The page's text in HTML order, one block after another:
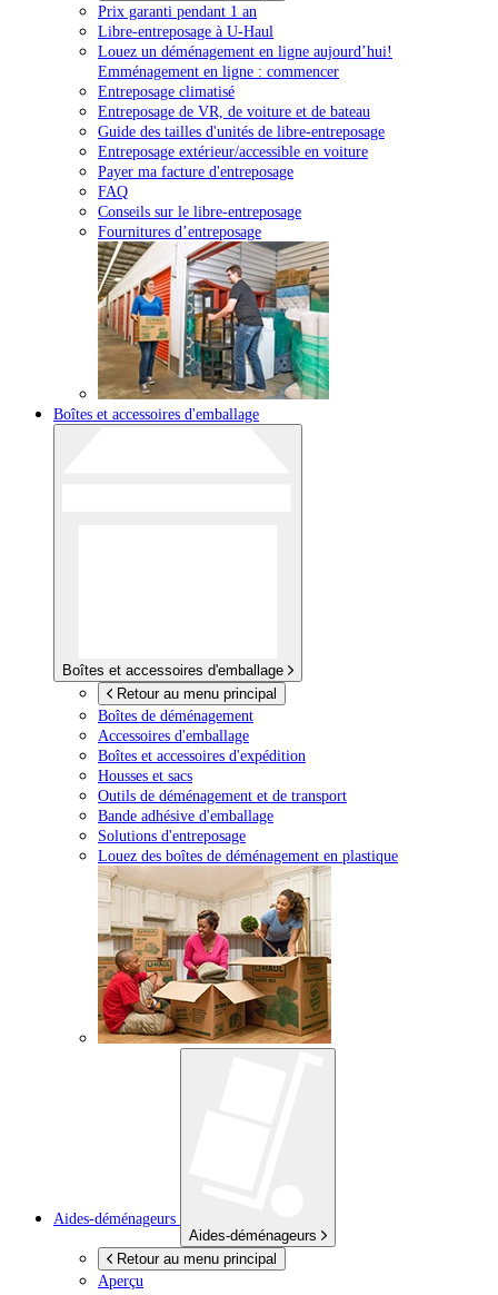
Prix garanti pendant 1 an
Libre-entreposage à U-Haul
Louez un déménagement en ligne aujourd’hui!
Emménagement en ligne : commencer
Entreposage climatisé
Entreposage de VR, de voiture et de bateau
Guide des tailles d'unités de libre-entreposage
Entreposage extérieur/accessible en voiture
Payer ma facture d'entreposage
FAQ
Conseils sur le libre-entreposage
Fournitures d’entreposage
Boîtes et accessoires d'emballage
Boîtes et accessoires d'emballage
Retour au menu principal
Boîtes de déménagement
Accessoires d'emballage
Boîtes et accessoires d'expédition
Housses et sacs
Outils de déménagement et de transport
Bande adhésive d'emballage
Solutions d'entreposage
Louez des boîtes de déménagement en plastique
Aides-déménageurs
Aides-déménageurs
Retour au menu principal
Aperçu